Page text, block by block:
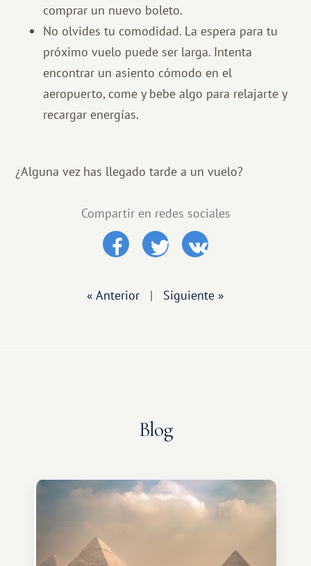
comprar un nuevo boleto.
No olvides tu comodidad. La espera para tu
próximo vuelo puede ser larga. Intenta
encontrar un asiento cómodo en el
aeropuerto, come y bebe algo para relajarte y
recargar energías.
¿Alguna vez has llegado tarde a un vuelo?
Compartir en redes sociales
« Anterior | Siguiente »
Blog